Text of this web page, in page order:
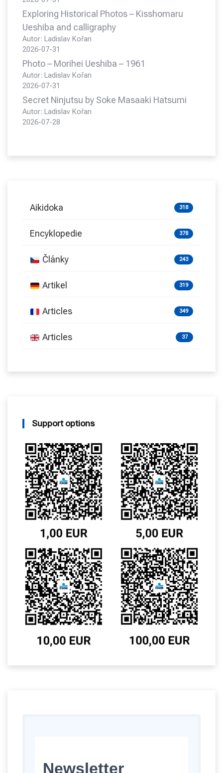
Exploring Historical Photos – Kisshomaru
Ueshiba and calligraphy
Autor: Ladislav Kořan
2026-07-31
Photo – Morihei Ueshiba – 1961
Autor: Ladislav Kořan
2026-07-31
Secret Ninjutsu by Soke Masaaki Hatsumi
Autor: Ladislav Kořan
2026-07-28
Aikidoka 318
Encyklopedie 378
Články 243
Artikel 319
Articles 349
Articles 37
Support options